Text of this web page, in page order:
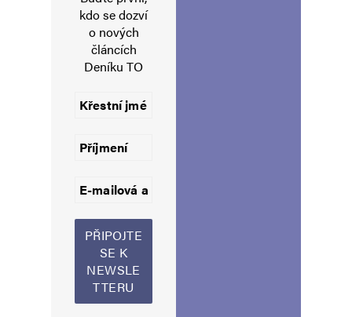
Uložit do prohlížeče jméno, e-mail a webovou stránku pro budoucí
Informujte mě o nových komentářích e-mailem.
Alternative:
kdo se dozví
o nových
článcích
Deníku TO